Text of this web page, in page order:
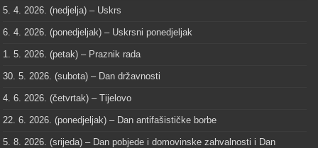
5. 4. 2026. (nedjelja) – Uskrs
6. 4. 2026. (ponedjeljak) – Uskrsni ponedjeljak
1. 5. 2026. (petak) – Praznik rada
30. 5. 2026. (subota) – Dan državnosti
4. 6. 2026. (četvrtak) – Tijelovo
22. 6. 2026. (ponedjeljak) – Dan antifašističke borbe
5. 8. 2026. (srijeda) – Dan pobjede i domovinske zahvalnosti i Dan